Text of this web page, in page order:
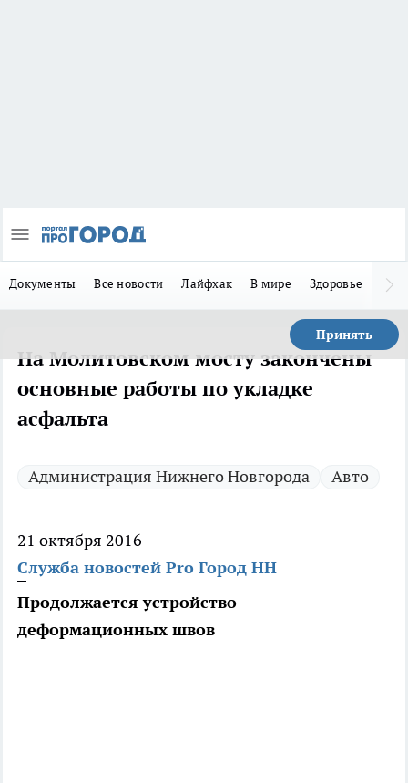
Документы Все новости Лайфхак В мире Здоровье
Принять
На Молитовском мосту закончены
основные работы по укладке
асфальта
Администрация Нижнего Новгорода Авто
21 октября 2016
Служба новостей Pro Город НН
Продолжается устройство
деформационных швов